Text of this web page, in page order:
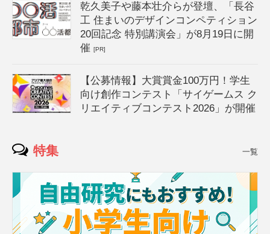
乾久美子や藤本壮介らが登壇、「長谷
工 住まいのデザインコンペティション
20回記念 特別講演会」が8月19日に開
催[PR]
【公募情報】大賞賞金100万円！学生
向け創作コンテスト「サイゲームス ク
リエイティブコンテスト2026」が開催
特集 一覧